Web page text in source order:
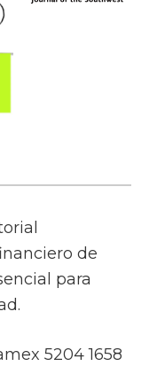
de
para
5204 1658